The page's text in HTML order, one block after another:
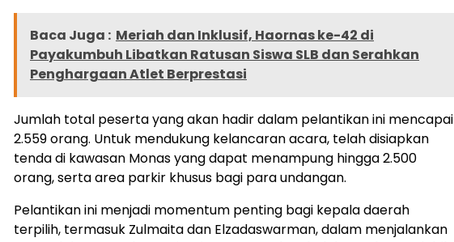
Baca Juga : Meriah dan Inklusif, Haornas ke-42 di
Payakumbuh Libatkan Ratusan Siswa SLB dan Serahkan
Penghargaan Atlet Berprestasi
Jumlah total peserta yang akan hadir dalam pelantikan ini mencapai
2.559 orang. Untuk mendukung kelancaran acara, telah disiapkan
tenda di kawasan Monas yang dapat menampung hingga 2.500
orang, serta area parkir khusus bagi para undangan.
Pelantikan ini menjadi momentum penting bagi kepala daerah
terpilih, termasuk Zulmaita dan Elzadaswarman, dalam menjalankan